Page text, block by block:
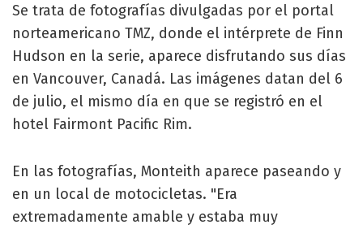
Se trata de fotografías divulgadas por el portal
norteamericano TMZ, donde el intérprete de Finn
Hudson en la serie, aparece disfrutando sus días
en Vancouver, Canadá. Las imágenes datan del 6
de julio, el mismo día en que se registró en el
hotel Fairmont Pacific Rim.
En las fotografías, Monteith aparece paseando y
en un local de motocicletas. "Era
extremadamente amable y estaba muy